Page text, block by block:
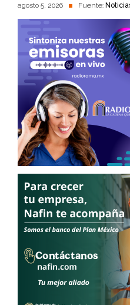
agosto 5, 2026 Fuente: